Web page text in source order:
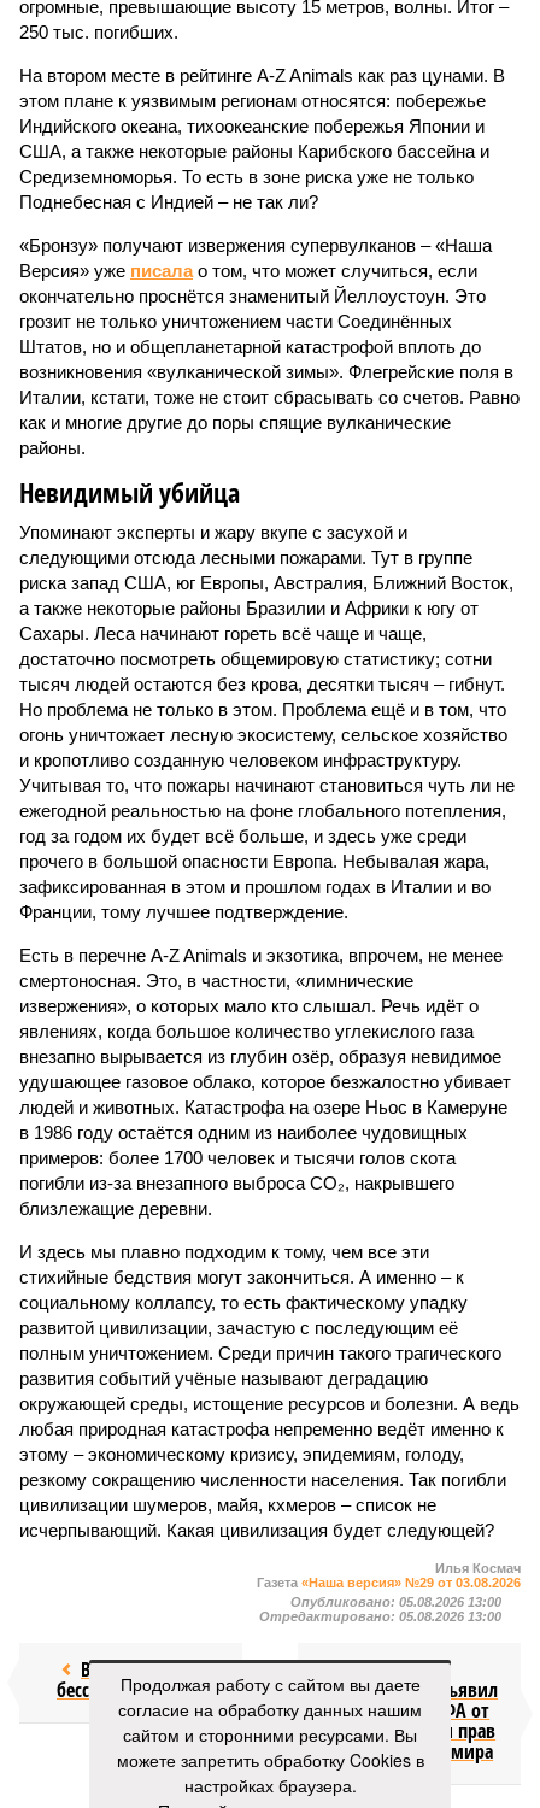
огромные, превышающие высоту 15 метров, волны. Итог –
250 тыс. погибших.
На втором месте в рейтинге A-Z Animals как раз цунами. В
этом плане к уязвимым регионам относятся: побережье
Индийского океана, тихо­океанские побережья Японии и
США, а также некоторые районы Карибского бассейна и
Средиземноморья. То есть в зоне риска уже не только
Поднебесная с Индией – не так ли?
«Бронзу» получают извержения супервулканов – «Наша
Версия» уже писалао том, что может случиться, если
окончательно проснётся знаменитый Йеллоустоун. Это
грозит не только уничтожением части Соединённых
Штатов, но и общепланетарной катастрофой вплоть до
возникновения «вулканической зимы». Флегрейские поля в
Италии, кстати, тоже не стоит сбрасывать со счетов. Равно
как и многие другие до поры спящие вулканические
районы.
Невидимый убийца
Упоминают эксперты и жару вкупе с засухой и
следующими отсюда лесными пожарами. Тут в группе
риска запад США, юг Европы, Австралия, Ближний Восток,
а также некоторые районы Бразилии и Африки к югу от
Сахары. Леса начинают гореть всё чаще и чаще,
достаточно посмотреть общемировую статистику; сотни
тысяч людей остаются без крова, десятки тысяч – гибнут.
Но проблема не только в этом. Проблема ещё и в том, что
огонь уничтожает лесную экосистему, сельское хозяйство
и кропотливо созданную человеком инфраструктуру.
Учитывая то, что пожары начинают становиться чуть ли не
ежегодной реальностью на фоне глобального потепления,
год за годом их будет всё больше, и здесь уже среди
прочего в большой опасности Европа. Небывалая жара,
зафиксированная в этом и прошлом годах в Италии и во
Франции, тому лучшее подтверждение.
Есть в перечне A-Z Animals и экзотика, впрочем, не менее
смертоносная. Это, в частности, «лимнические
извержения», о которых мало кто слышал. Речь идёт о
явлениях, когда большое количество углекислого газа
внезапно вырывается из глубин озёр, образуя невидимое
удушающее газовое облако, которое безжалостно убивает
людей и животных. Катастрофа на озере Ньос в Камеруне
в 1986 году остаётся одним из наиболее чудовищных
примеров: более 1700 человек и тысячи голов скота
погибли из-за внезапного выброса CO₂, накрывшего
близлежащие деревни.
И здесь мы плавно подходим к тому, чем все эти
стихийные бедствия могут закончиться. А именно – к
социальному коллапсу, то есть фактическому упадку
развитой цивилизации, зачастую с последующим её
полным уничтожением. Среди причин такого трагического
развития событий учёные называют деградацию
окружающей среды, истощение ресурсов и болезни. А ведь
любая природная катастрофа непременно ведёт именно к
этому – экономическому кризису, эпидемиям, голоду,
резкому сокращению численности населения. Так погибли
цивилизации шумеров, майя, кхмеров – список не
исчерпывающий. Какая цивилизация будет следующей?
Илья Космач
Газета «Наша версия» №29 от 03.08.2026
Опубликовано: 05.08.2026 13:00
Отредактировано: 05.08.2026 13:00
Возраст
бессмертия
Инфантино
отступил и объявил
об отказе ФИФА от
продажи доли прав
на чемпионат мира
Продолжая работу с сайтом вы даете
согласие на обработку данных нашим
сайтом и сторонними ресурсами. Вы
можете запретить обработку Cookies в
настройках браузера.